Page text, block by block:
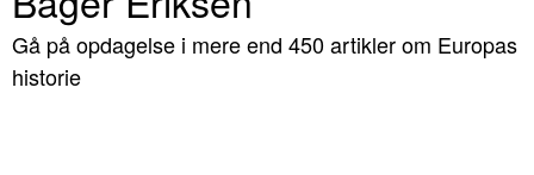
Gå på opdagelse i mere end 450 artikler om Europas
historie